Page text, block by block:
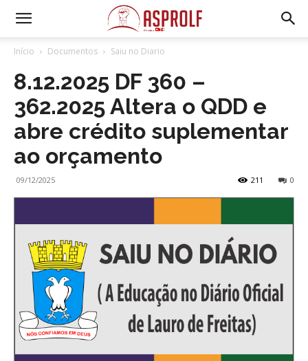
Início Documentos Saiu no Diario
8.12.2025 DF 360 –
362.2025 Altera o QDD e
abre crédito suplementar
ao orçamento
09/12/2025 0
211